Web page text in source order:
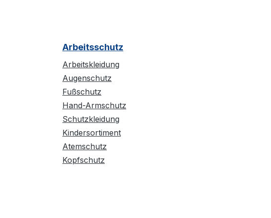
Arbeitsschutz
Arbeitskleidung
Augenschutz
Fußschutz
Hand-Armschutz
Schutzkleidung
Kindersortiment
Atemschutz
Kopfschutz